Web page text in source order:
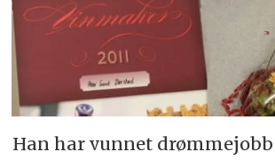
Han har vunnet